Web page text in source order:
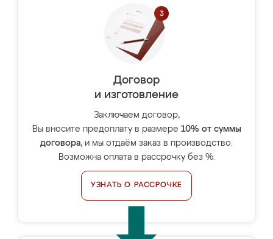
Договор
и изготовление
Заключаем договор,
Вы вносите предоплату в размере 10% от суммы
договора, и мы отдаём заказ в производство.
Возможна оплата в рассрочку без %.
УЗНАТЬ О РАССРОЧКЕ